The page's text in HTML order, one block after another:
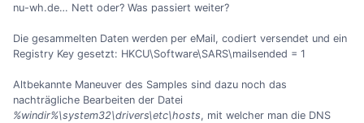
nu-wh.de… Nett oder? Was passiert weiter?
Die gesammelten Daten werden per eMail, codiert versendet und ein
Registry Key gesetzt: HKCU\Software\SARS\mailsended = 1
Altbekannte Maneuver des Samples sind dazu noch das
nachträgliche Bearbeiten der Datei
%windir%\system32\drivers\etc\hosts, mit welcher man die DNS